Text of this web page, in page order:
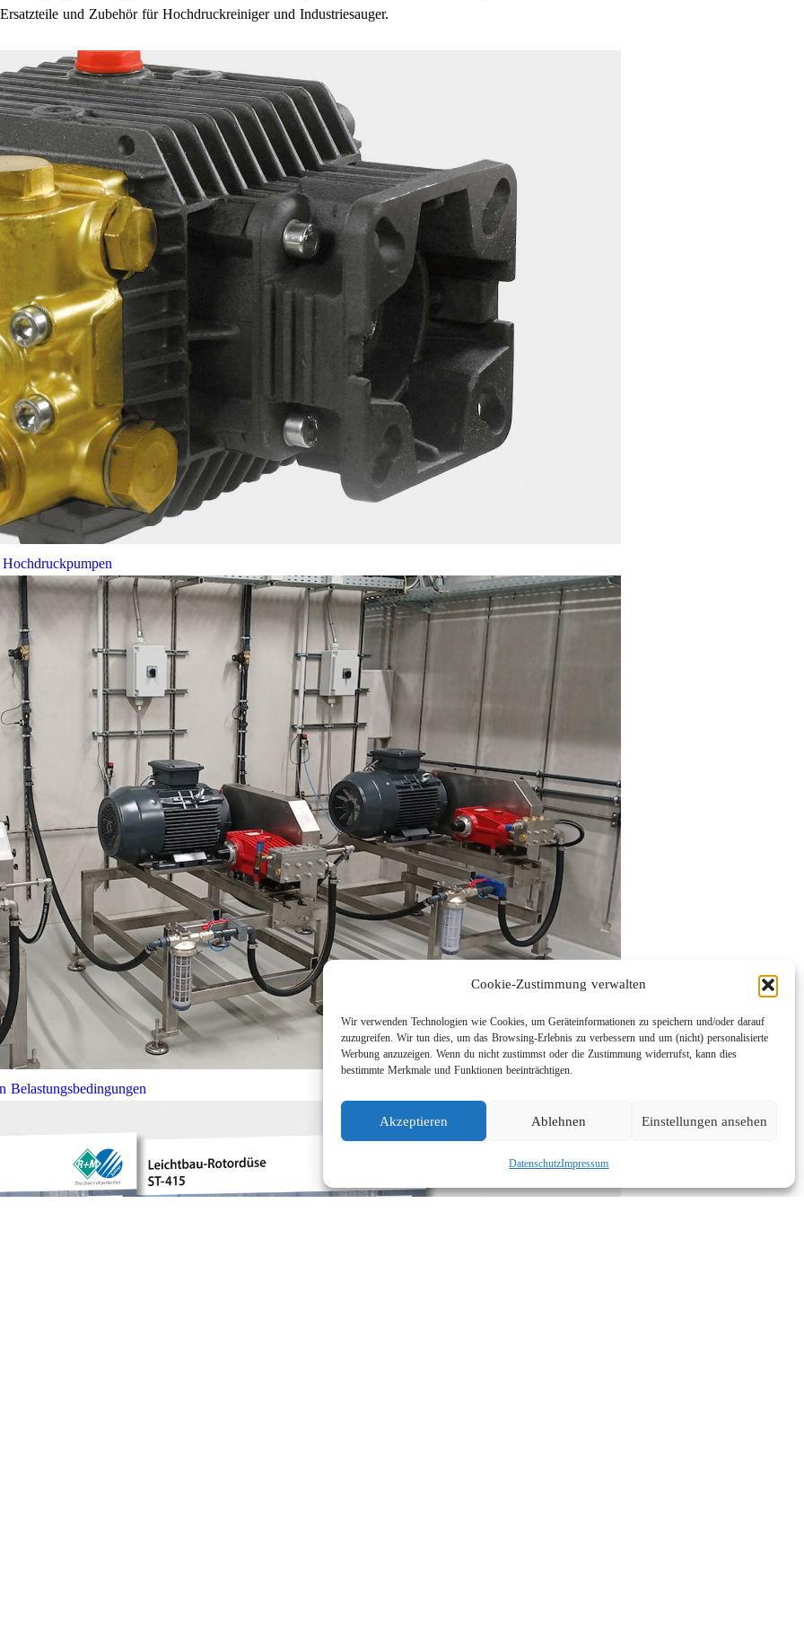
Cookie-Zustimmung verwalten
Wir verwenden Technologien wie Cookies, um Geräteinformationen zu speichern und/oder darauf
zuzugreifen. Wir tun dies, um das Browsing-Erlebnis zu verbessern und um (nicht) personalisierte
Werbung anzuzeigen. Wenn du nicht zustimmst oder die Zustimmung widerrufst, kann dies
bestimmte Merkmale und Funktionen beeinträchtigen.
Akzeptieren Ablehnen Einstellungen ansehen
DatenschutzImpressum
und Zubehör für Hochdruckreiniger und Industriesauger.
Belastungsbedingungen